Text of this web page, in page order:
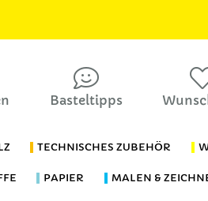
Basteltipps
TECHNISCHES ZUBEHÖR
PAPIER MALEN &